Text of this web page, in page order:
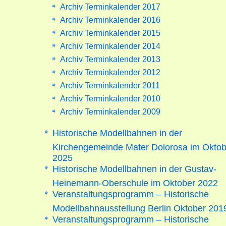
Archiv Terminkalender 2017
Archiv Terminkalender 2016
Archiv Terminkalender 2015
Archiv Terminkalender 2014
Archiv Terminkalender 2013
Archiv Terminkalender 2012
Archiv Terminkalender 2011
Archiv Terminkalender 2010
Archiv Terminkalender 2009
Historische Modellbahnen in der
Kirchengemeinde Mater Dolorosa im
2025
Historische Modellbahnen in der Gustav-
Heinemann-Oberschule im Oktober 2022
Veranstaltungsprogramm – Historische
Modellbahnausstellung Berlin Oktober
Veranstaltungsprogramm – Historische